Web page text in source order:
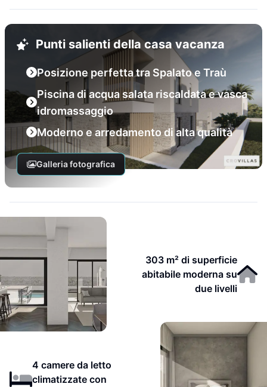
Punti salienti della casa vacanza
Posizione perfetta tra Spalato e Traù
Piscina di acqua salata riscaldata e vasca
idromassaggio
Moderno e arredamento di alta qualità
Galleria fotografica
303 m² di superficie
abitabile moderna su
due livelli
4 camere da letto
climatizzate con